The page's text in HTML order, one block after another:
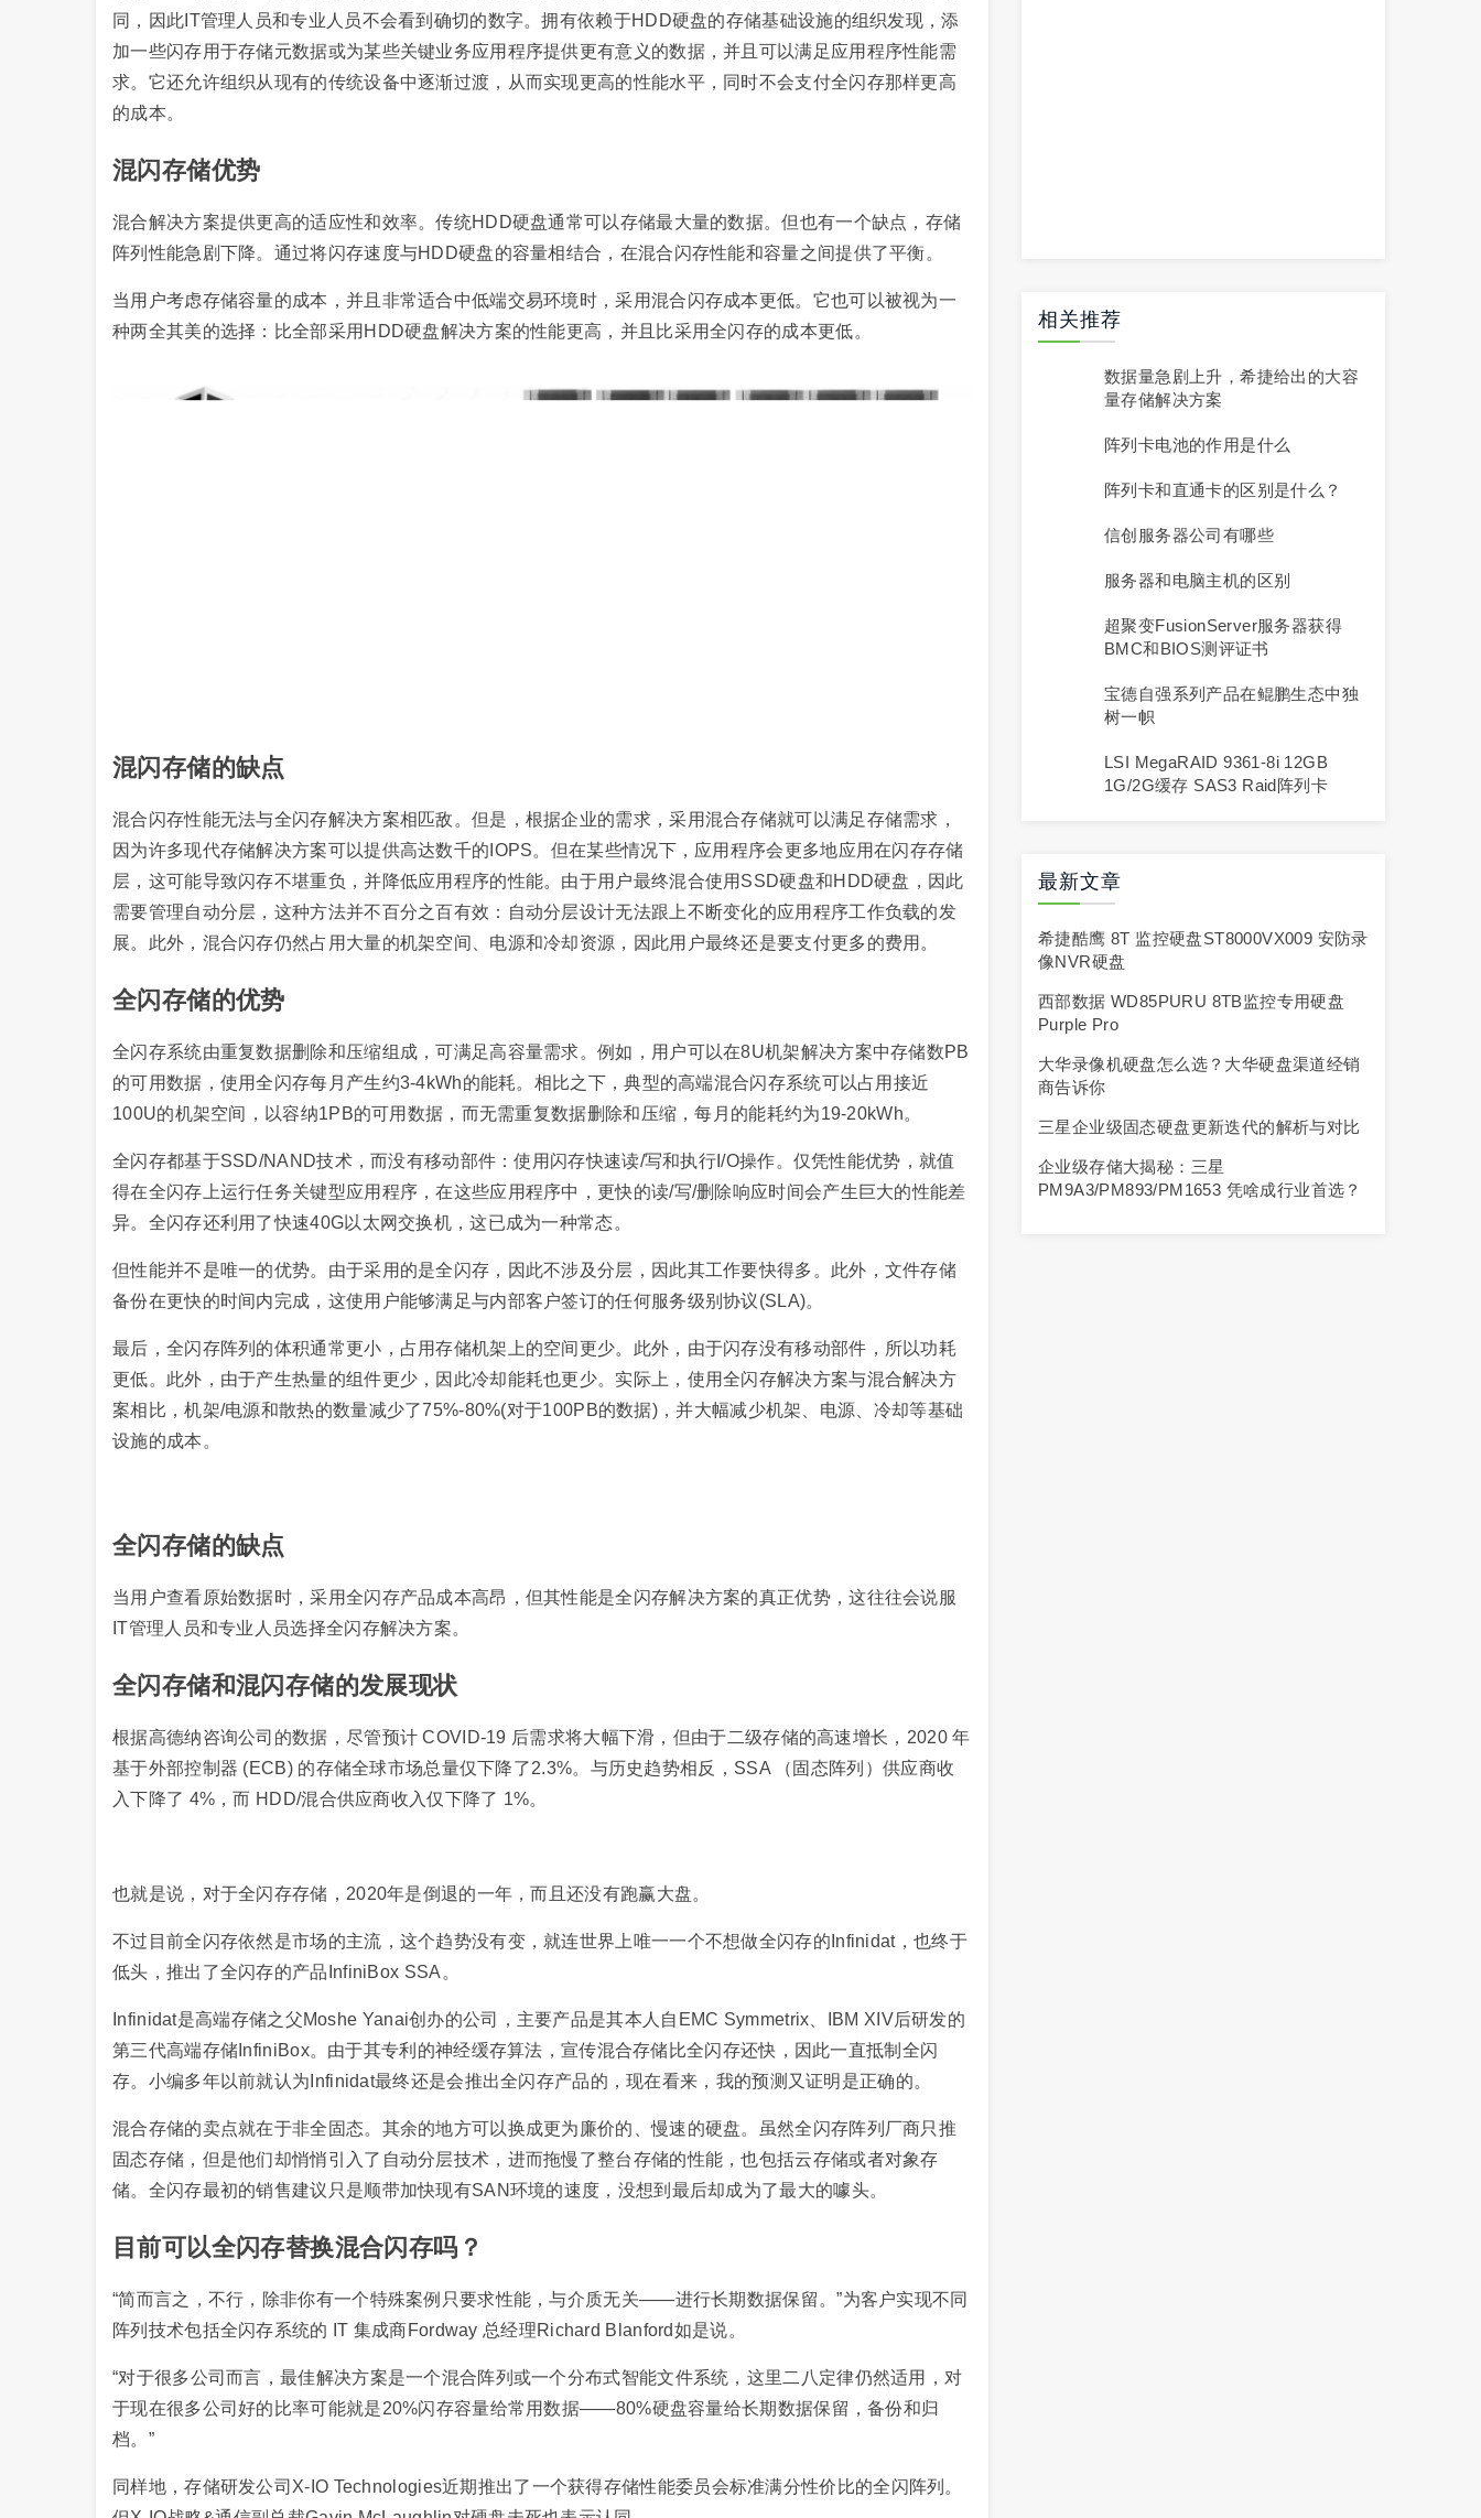
同，因此IT管理人员和专业人员不会看到确切的数字。拥有依赖于HDD硬盘的存储基础设施的组织发现，添
加一些闪存用于存储元数据或为某些关键业务应用程序提供更有意义的数据，并且可以满足应用程序性能需
求。它还允许组织从现有的传统设备中逐渐过渡，从而实现更高的性能水平，同时不会支付全闪存那样更高
的成本。
混闪存储优势
混合解决方案提供更高的适应性和效率。传统HDD硬盘通常可以存储最大量的数据。但也有一个缺点，存储
阵列性能急剧下降。通过将闪存速度与HDD硬盘的容量相结合，在混合闪存性能和容量之间提供了平衡。
当用户考虑存储容量的成本，并且非常适合中低端交易环境时，采用混合闪存成本更低。它也可以被视为一
种两全其美的选择：比全部采用HDD硬盘解决方案的性能更高，并且比采用全闪存的成本更低。
混闪存储的缺点
混合闪存性能无法与全闪存解决方案相匹敌。但是，根据企业的需求，采用混合存储就可以满足存储需求，
因为许多现代存储解决方案可以提供高达数千的IOPS。但在某些情况下，应用程序会更多地应用在闪存存储
层，这可能导致闪存不堪重负，并降低应用程序的性能。由于用户最终混合使用SSD硬盘和HDD硬盘，因此
需要管理自动分层，这种方法并不百分之百有效：自动分层设计无法跟上不断变化的应用程序工作负载的发
展。此外，混合闪存仍然占用大量的机架空间、电源和冷却资源，因此用户最终还是要支付更多的费用。
全闪存储的优势
全闪存系统由重复数据删除和压缩组成，可满足高容量需求。例如，用户可以在8U机架解决方案中存储数PB
的可用数据，使用全闪存每月产生约3-4kWh的能耗。相比之下，典型的高端混合闪存系统可以占用接近
100U的机架空间，以容纳1PB的可用数据，而无需重复数据删除和压缩，每月的能耗约为19-20kWh。
全闪存都基于SSD/NAND技术，而没有移动部件：使用闪存快速读/写和执行I/O操作。仅凭性能优势，就值
得在全闪存上运行任务关键型应用程序，在这些应用程序中，更快的读/写/删除响应时间会产生巨大的性能差
异。全闪存还利用了快速40G以太网交换机，这已成为一种常态。
但性能并不是唯一的优势。由于采用的是全闪存，因此不涉及分层，因此其工作要快得多。此外，文件存储
备份在更快的时间内完成，这使用户能够满足与内部客户签订的任何服务级别协议(SLA)。
最后，全闪存阵列的体积通常更小，占用存储机架上的空间更少。此外，由于闪存没有移动部件，所以功耗
更低。此外，由于产生热量的组件更少，因此冷却能耗也更少。实际上，使用全闪存解决方案与混合解决方
案相比，机架/电源和散热的数量减少了75%-80%(对于100PB的数据)，并大幅减少机架、电源、冷却等基础
设施的成本。
全闪存储的缺点
当用户查看原始数据时，采用全闪存产品成本高昂，但其性能是全闪存解决方案的真正优势，这往往会说服
IT管理人员和专业人员选择全闪存解决方案。
全闪存储和混闪存储的发展现状
根据高德纳咨询公司的数据，尽管预计 COVID-19 后需求将大幅下滑，但由于二级存储的高速增长，2020 年
基于外部控制器 (ECB) 的存储全球市场总量仅下降了2.3%。与历史趋势相反，SSA （固态阵列）供应商收
入下降了 4%，而 HDD/混合供应商收入仅下降了 1%。
也就是说，对于全闪存存储，2020年是倒退的一年，而且还没有跑赢大盘。
不过目前全闪存依然是市场的主流，这个趋势没有变，就连世界上唯一一个不想做全闪存的Infinidat，也终于
低头，推出了全闪存的产品InfiniBox SSA。
Infinidat是高端存储之父Moshe Yanai创办的公司，主要产品是其本人自EMC Symmetrix、IBM XIV后研发的
第三代高端存储InfiniBox。由于其专利的神经缓存算法，宣传混合存储比全闪存还快，因此一直抵制全闪
存。小编多年以前就认为Infinidat最终还是会推出全闪存产品的，现在看来，我的预测又证明是正确的。
混合存储的卖点就在于非全固态。其余的地方可以换成更为廉价的、慢速的硬盘。虽然全闪存阵列厂商只推
固态存储，但是他们却悄悄引入了自动分层技术，进而拖慢了整台存储的性能，也包括云存储或者对象存
储。全闪存最初的销售建议只是顺带加快现有SAN环境的速度，没想到最后却成为了最大的噱头。
目前可以全闪存替换混合闪存吗？
“简而言之，不行，除非你有一个特殊案例只要求性能，与介质无关——进行长期数据保留。”为客户实现不同
阵列技术包括全闪存系统的 IT 集成商Fordway 总经理Richard Blanford如是说。
“对于很多公司而言，最佳解决方案是一个混合阵列或一个分布式智能文件系统，这里二八定律仍然适用，对
于现在很多公司好的比率可能就是20%闪存容量给常用数据——80%硬盘容量给长期数据保留，备份和归
档。”
同样地，存储研发公司X-IO Technologies近期推出了一个获得存储性能委员会标准满分性价比的全闪阵列。
相关推荐
数据量急剧上升，希捷给出的大容
量存储解决方案
阵列卡电池的作用是什么
阵列卡和直通卡的区别是什么？
信创服务器公司有哪些
服务器和电脑主机的区别
超聚变FusionServer服务器获得
BMC和BIOS测评证书
宝德自强系列产品在鲲鹏生态中独
树一帜
LSI MegaRAID 9361-8i 12GB
1G/2G缓存 SAS3 Raid阵列卡
最新文章
希捷酷鹰 8T 监控硬盘ST8000VX009 安防录
像NVR硬盘
西部数据 WD85PURU 8TB监控专用硬盘
Purple Pro
大华录像机硬盘怎么选？大华硬盘渠道经销
商告诉你
三星企业级固态硬盘更新迭代的解析与对比
企业级存储大揭秘：三星
PM9A3/PM893/PM1653 凭啥成行业首选？